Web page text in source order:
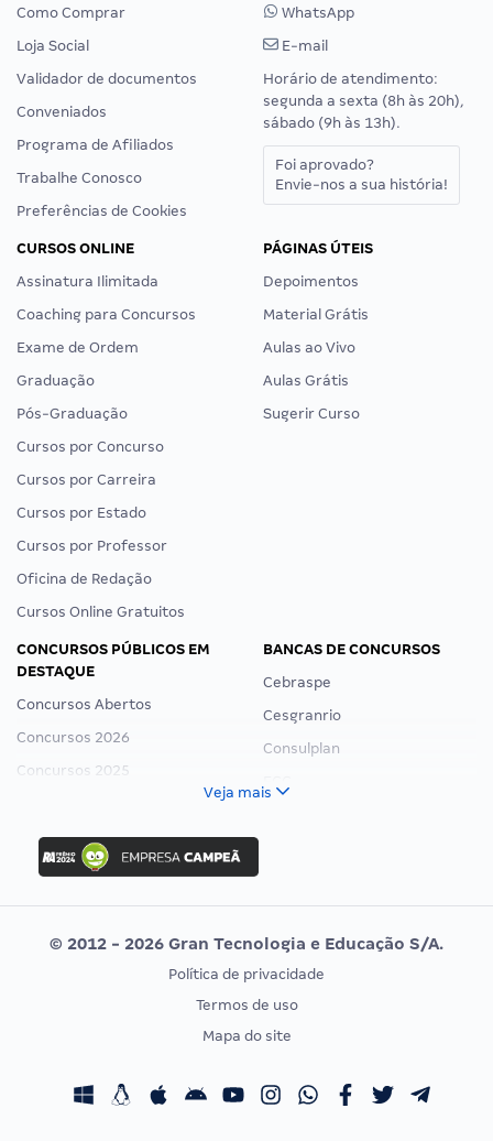
Como Comprar
Loja Social
Validador de documentos
Conveniados
Programa de Afiliados
Trabalhe Conosco
Preferências de Cookies
WhatsApp
E-mail
Horário de atendimento:
segunda a sexta (8h às 20h),
sábado (9h às 13h).
Foi aprovado?
Envie-nos a sua história!
CURSOS ONLINE
Assinatura Ilimitada
Coaching para Concursos
Exame de Ordem
Graduação
Pós-Graduação
Cursos por Concurso
Cursos por Carreira
Cursos por Estado
Cursos por Professor
Oficina de Redação
Cursos Online Gratuitos
PÁGINAS ÚTEIS
Depoimentos
Material Grátis
Aulas ao Vivo
Aulas Grátis
Sugerir Curso
CONCURSOS PÚBLICOS EM
DESTAQUE
Concursos Abertos
Concursos 2026
Concursos 2025
Concurso Nacional Unificado
Concurso Ibama
Concurso MPU
Editais publicados
BANCAS DE CONCURSOS
Cebraspe
Cesgranrio
Consulplan
Vunesp
CONCURSOS POR PROFISSÃO
Concursos Fiscais
EXAME DE ORDEM
Calendário OAB
Veja mais
© 2012 - 2026 Gran Tecnologia e Educação S/A.
Política de privacidade
Termos de uso
Mapa do site